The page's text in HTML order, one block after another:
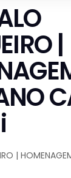
|
|